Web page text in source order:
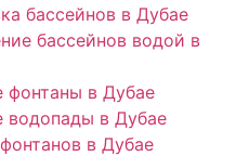
бассейнов в Дубае
бассейнов водой в
фонтаны в Дубае
водопады в Дубае
в Дубае